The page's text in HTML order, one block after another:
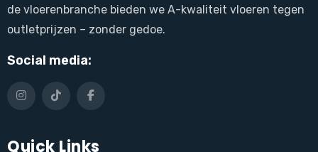
de vloerenbranche bieden we A-kwaliteit vloeren tegen
outletprijzen – zonder gedoe.
Social media:
Quick Links